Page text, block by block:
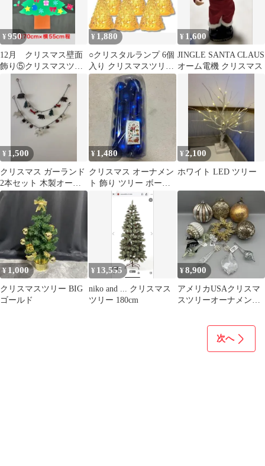
¥950
12月 クリスマス壁面
飾り⑤クリスマスツリ
ー大！＋クリスマス飾
¥ 1,880
○クリスタルランプ 6個
入り クリスマスツリー
ライト LEDライト
¥ 1,600
JINGLE SANTA CLAUS
オーム電機 クリスマス
¥ 1,500
クリスマス ガーランド
2本セット 木製オーナ
メント
¥ 1,480
クリスマス オーナメン
ト 飾り ツリー ボール
24個 8cmブルー パー
¥ 2,100
ホワイト LED ツリー
¥ 1,000
クリスマスツリー BIG
ゴールド
¥ 13,555
niko and ... クリスマス
ツリー 180cm
¥8,900
アメリカUSAクリスマ
スツリーオーナメント
次へ